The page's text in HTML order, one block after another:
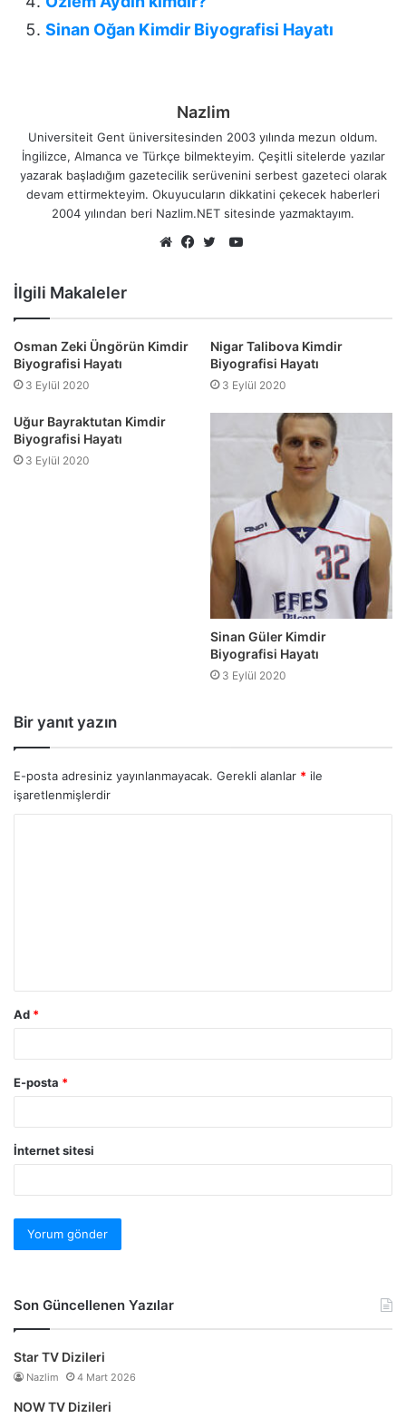
Sinan Oğan Kimdir Biyografisi Hayatı
Nazlim
Universiteit Gent üniversitesinden 2003 yılında mezun oldum.
İngilizce, Almanca ve Türkçe bilmekteyim. Çeşitli sitelerde yazılar
yazarak başladığım gazetecilik serüvenini serbest gazeteci olarak
devam ettirmekteyim. Okuyucuların dikkatini çekecek haberleri
2004 yılından beri Nazlim.NET sitesinde yazmaktayım.
YouTube
İlgili Makaleler
Osman Zeki Üngörün Kimdir
Biyografisi Hayatı
3 Eylül 2020
Nigar Talibova Kimdir
Biyografisi Hayatı
3 Eylül 2020
Uğur Bayraktutan Kimdir
Biyografisi Hayatı
3 Eylül 2020
Sinan Güler Kimdir
Biyografisi Hayatı
3 Eylül 2020
Bir yanıt yazın
E-posta adresiniz yayınlanmayacak. Gerekli alanlar * ile
işaretlenmişlerdir
Ad *
E-posta *
İnternet sitesi
Son Güncellenen Yazılar
Star TV Dizileri
Nazlim 4 Mart 2026
NOW TV Dizileri